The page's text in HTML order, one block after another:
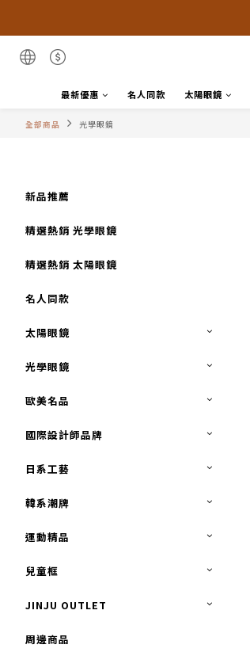
最新優惠 名人同款 太陽眼鏡
全部商品 光學眼鏡
新品推薦
精選熱銷 光學眼鏡
精選熱銷 太陽眼鏡
名人同款
太陽眼鏡
光學眼鏡
歐美名品
國際設計師品牌
日系工藝
韓系潮牌
運動精品
兒童框
JINJU OUTLET
周邊商品